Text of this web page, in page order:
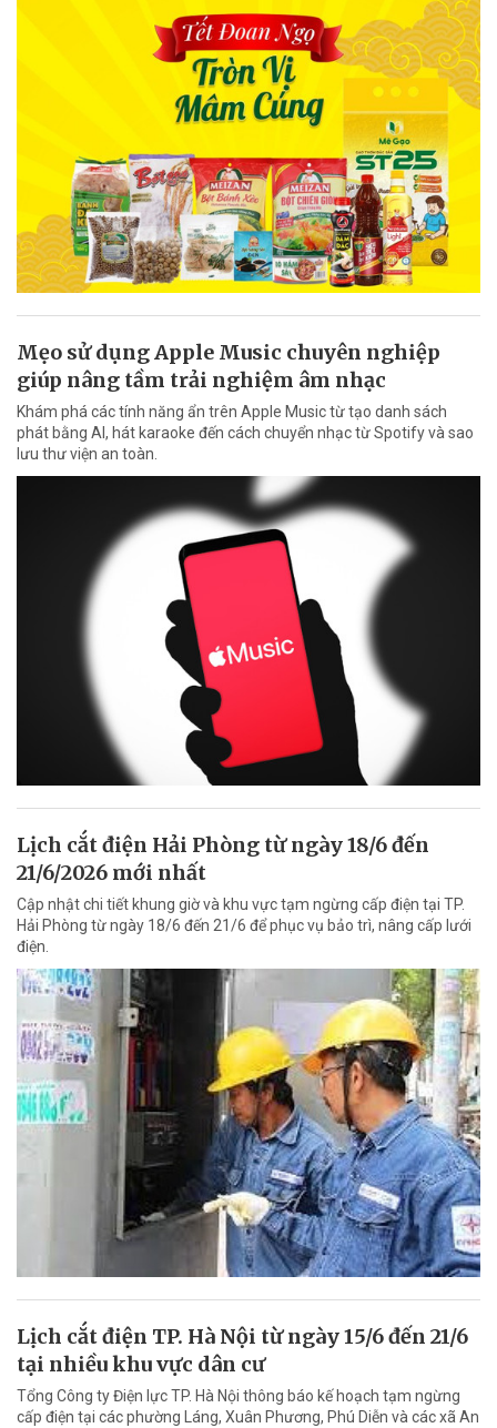
Mẹo sử dụng Apple Music chuyên nghiệp
giúp nâng tầm trải nghiệm âm nhạc
Khám phá các tính năng ẩn trên Apple Music từ tạo danh sách
phát bằng AI, hát karaoke đến cách chuyển nhạc từ Spotify và sao
lưu thư viện an toàn.
Lịch cắt điện Hải Phòng từ ngày 18/6 đến
21/6/2026 mới nhất
Cập nhật chi tiết khung giờ và khu vực tạm ngừng cấp điện tại TP.
Hải Phòng từ ngày 18/6 đến 21/6 để phục vụ bảo trì, nâng cấp lưới
điện.
Lịch cắt điện TP. Hà Nội từ ngày 15/6 đến 21/6
tại nhiều khu vực dân cư
Tổng Công ty Điện lực TP. Hà Nội thông báo kế hoạch tạm ngừng
cấp điện tại các phường Láng, Xuân Phương, Phú Diễn và các xã An